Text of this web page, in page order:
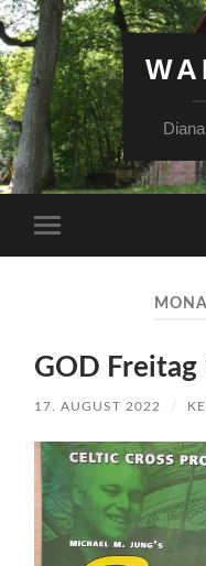
Menü
GOD Freitag
17. AUGUST 2022 /